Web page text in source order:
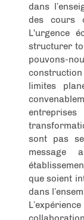
dans
des cours
L'urgence
structurer
limites
sont pas
message
que soient
dans